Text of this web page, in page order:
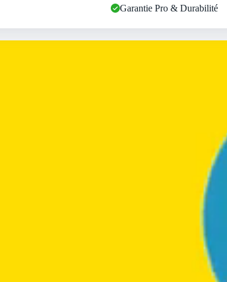
Garantie Pro & Durabilité